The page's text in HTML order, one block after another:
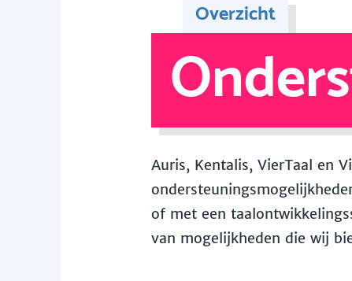
Overzicht
Auris, Kentalis, VierTaal en
of met een
van mogelijkheden die wij